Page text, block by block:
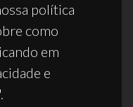
política
como
em
e